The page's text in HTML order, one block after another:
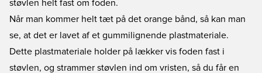
støvlen helt fast om foden.
Når man kommer helt tæt på det orange bånd, så kan man
se, at det er lavet af et gummilignende plastmateriale.
Dette plastmateriale holder på lækker vis foden fast i
støvlen, og strammer støvlen ind om vristen, så du får en